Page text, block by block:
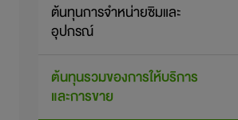
ต้นทุนการจำหน่ายซิมและ
อุปกรณ์
ต้นทุนรวมของการให้บริการ
และการขาย